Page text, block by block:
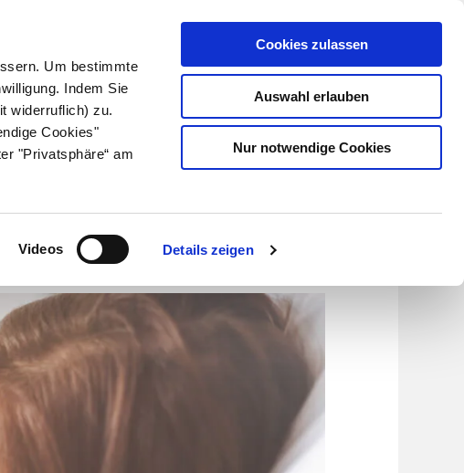
Um bestimmte
Indem Sie
widerruflich) zu.
Cookies"
"Privatsphäre“ am
Videos Details zeigen
Cookies zulassen
Auswahl erlauben
Nur notwendige Cookies
Kundenlogin
Suche
Gesund leben Über uns